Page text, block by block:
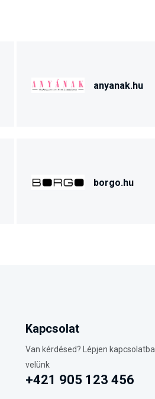
anyanak.hu
borgo.hu
Kapcsolat
Van kérdésed? Lépjen kapcsolatba
velünk
+421 905 123 456